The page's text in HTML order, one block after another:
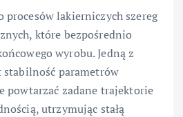
procesów lakierniczych szereg
które bezpośrednio
wyrobu. Jedną z
parametrów
powtarzać zadane trajektorie
utrzymując stałą